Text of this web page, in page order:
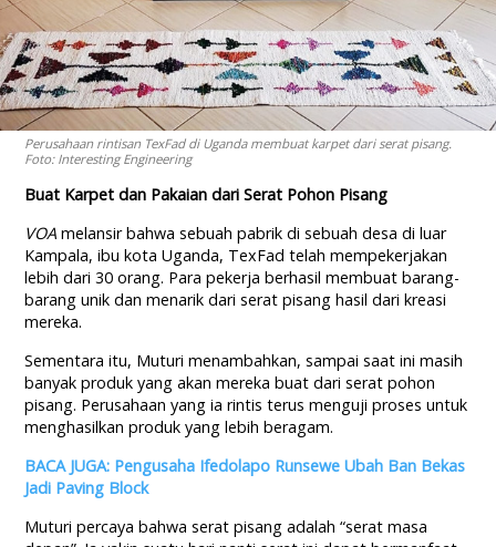
Perusahaan rintisan TexFad di Uganda membuat karpet dari serat pisang.
Foto: Interesting Engineering
Buat Karpet dan Pakaian dari Serat Pohon Pisang
VOA melansir bahwa sebuah pabrik di sebuah desa di luar
Kampala, ibu kota Uganda, TexFad telah mempekerjakan
lebih dari 30 orang. Para pekerja berhasil membuat barang-
barang unik dan menarik dari serat pisang hasil dari kreasi
mereka.
Sementara itu, Muturi menambahkan, sampai saat ini masih
banyak produk yang akan mereka buat dari serat pohon
pisang. Perusahaan yang ia rintis terus menguji proses untuk
menghasilkan produk yang lebih beragam.
BACA JUGA: Pengusaha Ifedolapo Runsewe Ubah Ban Bekas
Jadi Paving Block
Muturi percaya bahwa serat pisang adalah “serat masa